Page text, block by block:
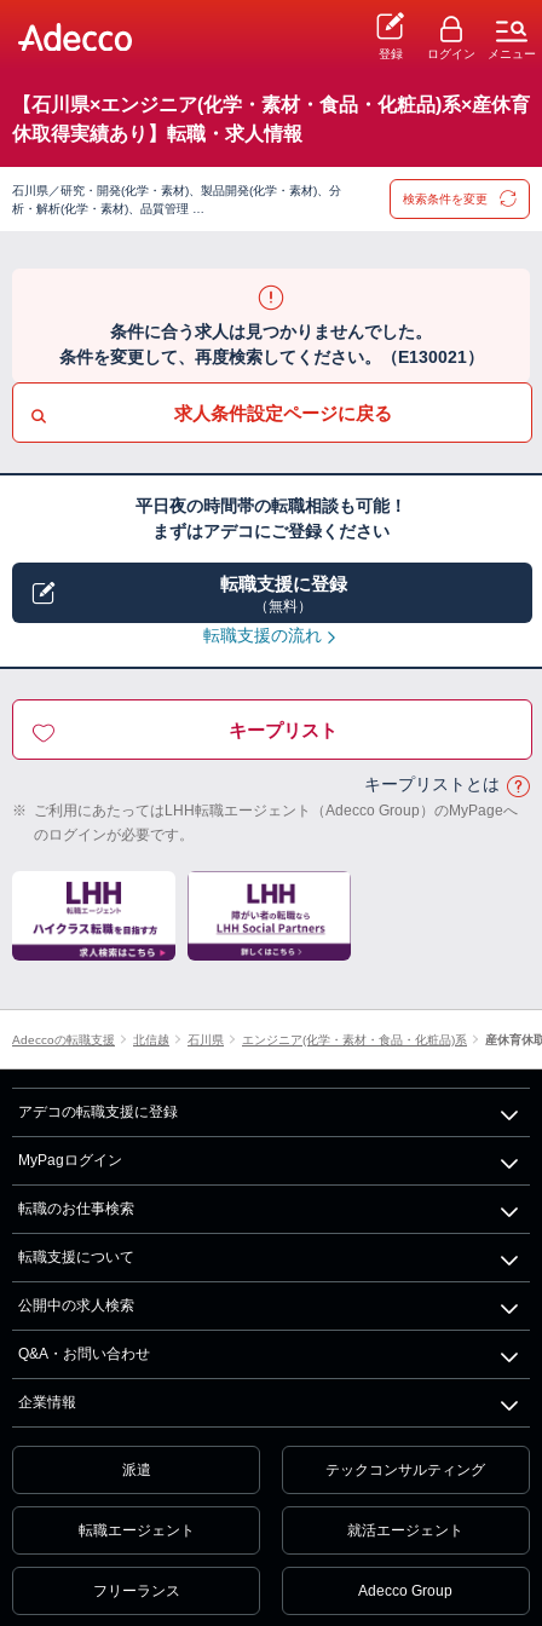
登録 ログイン メニュー
【石川県×エンジニア(化学・素材・食品・化粧品)系×産休育
休取得実績あり】転職・求人情報
石川県／研究・開発(化学・素材)、製品開発(化学・素材)、分
析・解析(化学・素材)、品質管理 …
検索条件を変更
条件に合う求人は見つかりませんでした。
条件を変更して、再度検索してください。（E130021）
求人条件設定ページに戻る
平日夜の時間帯の転職相談も可能！
まずはアデコにご登録ください
転職支援に登録
（無料）
転職支援の流れ
キープリスト
キープリストとは
※ ご利用にあたってはLHH転職エージェント（Adecco Group）のMyPageへ
のログインが必要です。
Adeccoの転職支援 北信越 石川県 エンジニア(化学・素材・食品・化粧品)系 産休育休
アデコの転職支援に登録
MyPagログイン
転職のお仕事検索
転職支援について
公開中の求人検索
Q&A・お問い合わせ
企業情報
派遣 テックコンサルティング
転職エージェント 就活エージェント
フリーランス Adecco Group